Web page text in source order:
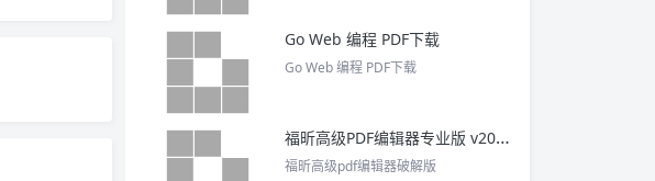
Go Web 编程 PDF下载
Go Web 编程 PDF下载
福昕高级PDF编辑器专业版 v2025 中文激活版
福昕高级pdf编辑器破解版